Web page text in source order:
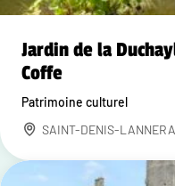
Jardin de la
Coffe
Patrimoine culturel
SAINT-DENIS-